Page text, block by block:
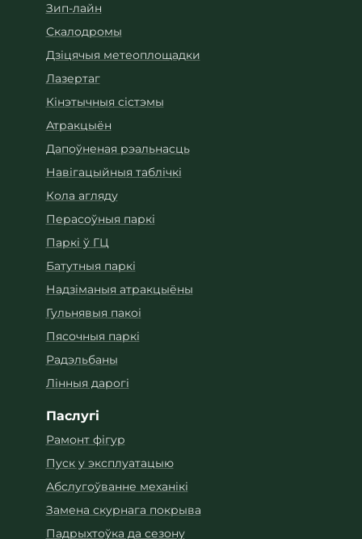
Зип-лайн
Скалодромы
Дзіцячыя метеоплощадки
Лазертаг
Кінэтычныя сістэмы
Атракцыён
Дапоўненая рэальнасць
Навігацыйныя таблічкі
Кола агляду
Перасоўныя паркі
Паркі ў ГЦ
Батутныя паркі
Надзіманыя атракцыёны
Гульнявыя пакоі
Пясочныя паркі
Радэльбаны
Лінныя дарогі
Паслугі
Рамонт фігур
Пуск у эксплуатацыю
Абслугоўванне механікі
Замена скурнага покрыва
Падрыхтоўка да сезону